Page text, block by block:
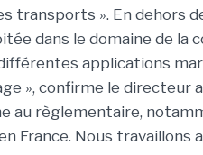
transports ». En dehors
dans le domaine de la
applications
», confirme le directeur
au règlementaire,
France. Nous travaillons